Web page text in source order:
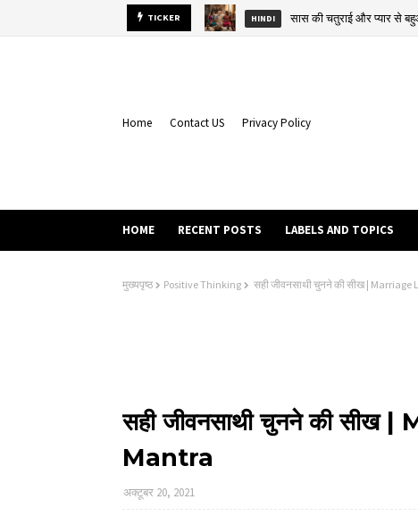
TICKER HINDI सास की चतुराई और प्यार
Home Contact US Privacy Policy
HOME RECENT POSTS LABELS AND TOPICS
मुख्यपृष्ठ Positive Thinking सही जीवनसाथी चुनने की सीख | Marriage
सही जीवनसाथी चुनने की
Mantra
अक्टूबर 20, 2021